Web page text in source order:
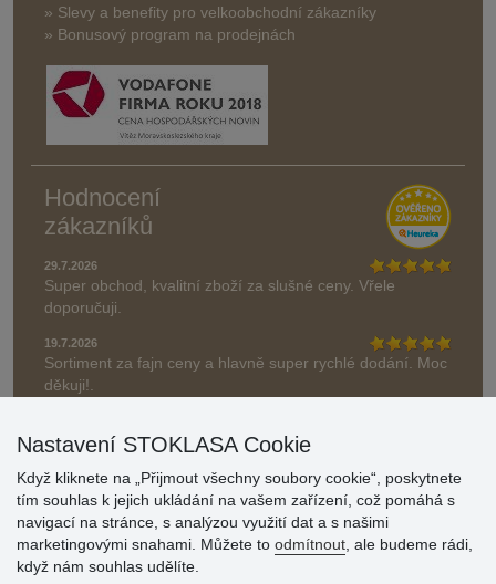
» Slevy a benefity pro velkoobchodní zákazníky
» Bonusový program na prodejnách
Hodnocení
zákazníků
29.7.2026
Super obchod, kvalitní zboží za slušné ceny. Vřele
doporučuji.
19.7.2026
Sortiment za fajn ceny a hlavně super rychlé dodání. Moc
děkuji!.
» Aktuálně 19084 recenzí
Nastavení STOKLASA Cookie
Když kliknete na „Přijmout všechny soubory cookie“, poskytnete
tím souhlas k jejich ukládání na vašem zařízení, což pomáhá s
navigací na stránce, s analýzou využití dat a s našimi
marketingovými snahami. Můžete to odmítnout , ale budeme rádi,
když nám souhlas udělíte.